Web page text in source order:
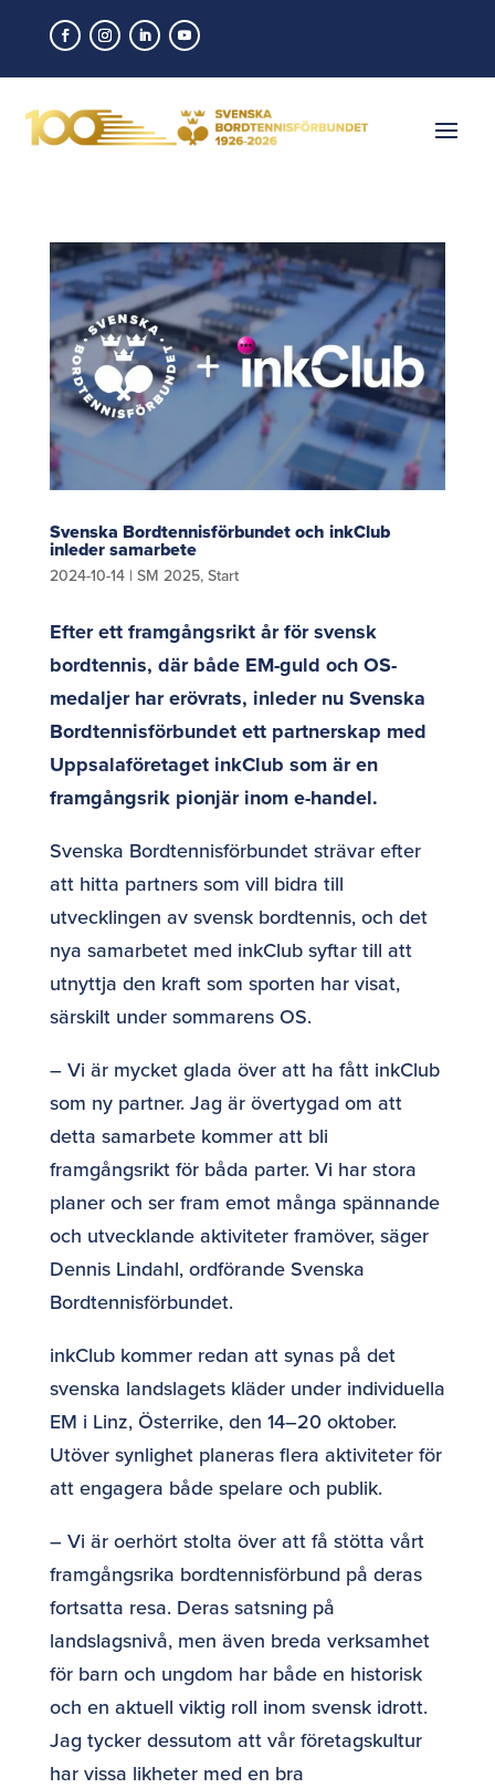
Svenska Bordtennisförbundet och inkClub
inleder samarbete
2024-10-14| SM 2025, Start
Efter ett framgångsrikt år för svensk
bordtennis, där både EM-guld och OS-
medaljer har erövrats, inleder nu Svenska
Bordtennisförbundet ett partnerskap med
Uppsalaföretaget inkClub som är en
framgångsrik pionjär inom e-handel.
Svenska Bordtennisförbundet strävar efter
att hitta partners som vill bidra till
utvecklingen av svensk bordtennis, och det
nya samarbetet med inkClub syftar till att
utnyttja den kraft som sporten har visat,
särskilt under sommarens OS.
– Vi är mycket glada över att ha fått inkClub
som ny partner. Jag är övertygad om att
detta samarbete kommer att bli
framgångsrikt för båda parter. Vi har stora
planer och ser fram emot många spännande
och utvecklande aktiviteter framöver, säger
Dennis Lindahl, ordförande Svenska
Bordtennisförbundet.
inkClub kommer redan att synas på det
svenska landslagets kläder under individuella
EM i Linz, Österrike, den 14–20 oktober.
Utöver synlighet planeras flera aktiviteter för
att engagera både spelare och publik.
– Vi är oerhört stolta över att få stötta vårt
framgångsrika bordtennisförbund på deras
fortsatta resa. Deras satsning på
landslagsnivå, men även breda verksamhet
för barn och ungdom har både en historisk
och en aktuell viktig roll inom svensk idrott.
Jag tycker dessutom att vår företagskultur
har vissa likheter med en bra